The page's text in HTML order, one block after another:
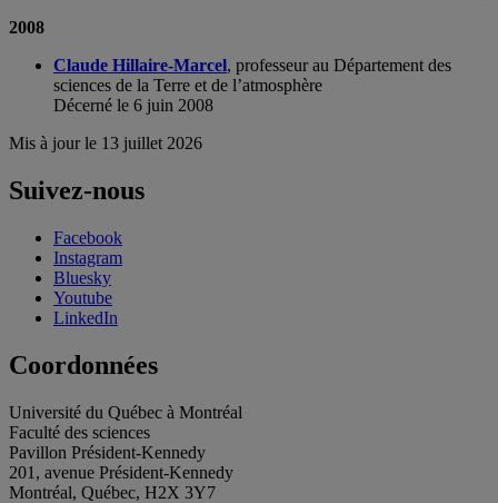
2008
Claude Hillaire-Marcel, professeur au Département des
sciences de la Terre et de l’atmosphère
Décerné le 6 juin 2008
Mis à jour le 13 juillet 2026
Suivez-nous
Facebook
Instagram
Bluesky
Youtube
LinkedIn
Coordonnées
Université du Québec à Montréal
Faculté des sciences
Pavillon Président-Kennedy
201, avenue Président-Kennedy
Montréal, Québec, H2X 3Y7